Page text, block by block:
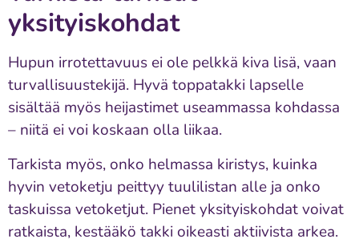
yksityiskohdat
Hupun irrotettavuus ei ole pelkkä kiva lisä, vaan
turvallisuustekijä. Hyvä toppatakki lapselle
sisältää myös heijastimet useammassa kohdassa
– niitä ei voi koskaan olla liikaa.
Tarkista myös, onko helmassa kiristys, kuinka
hyvin vetoketju peittyy tuulilistan alle ja onko
taskuissa vetoketjut. Pienet yksityiskohdat voivat
ratkaista, kestääkö takki oikeasti aktiivista arkea.